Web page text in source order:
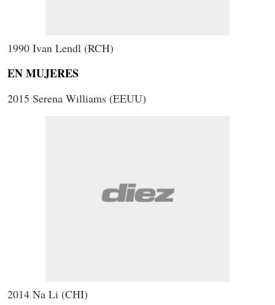
1990 Ivan Lendl (RCH)
EN MUJERES
2015 Serena Williams (EEUU)
2014 Na Li (CHI)